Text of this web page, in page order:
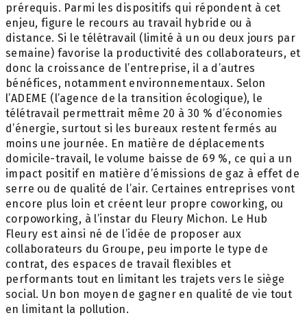
prérequis. Parmi les dispositifs qui répondent à cet
enjeu, figure le recours au travail hybride ou à
distance. Si le télétravail (limité à un ou deux jours par
semaine) favorise la productivité des collaborateurs, et
donc la croissance de l’entreprise, il a d’autres
bénéfices, notamment environnementaux. Selon
l’ADEME (l’agence de la transition écologique), le
télétravail permettrait même 20 à 30 % d’économies
d’énergie, surtout si les bureaux restent fermés au
moins une journée. En matière de déplacements
domicile-travail, le volume baisse de 69 %, ce qui a un
impact positif en matière d’émissions de gaz à effet de
serre ou de qualité de l’air. Certaines entreprises vont
encore plus loin et créent leur propre coworking, ou
corpoworking, à l’instar du Fleury Michon. Le Hub
Fleury est ainsi né de l’idée de proposer aux
collaborateurs du Groupe, peu importe le type de
contrat, des espaces de travail flexibles et
performants tout en limitant les trajets vers le siège
social. Un bon moyen de gagner en qualité de vie tout
en limitant la pollution.